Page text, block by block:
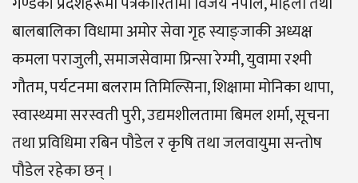
बालबालिका विधामा अमोर सेवा गृह स्याङ्जाकी अध्यक्ष
कमला पराजुली, समाजसेवामा प्रिन्सा रेग्मी, युवामा रश्मी
गौतम, पर्यटनमा बलराम तिमिल्सिना, शिक्षामा मोनिका थापा,
स्वास्थ्यमा सरस्वती पुरी, उद्यमशीलतामा बिमल शर्मा, सूचना
तथा प्रविधिमा रबिन पौडेल र कृषि तथा जलवायुमा सन्तोष
पौडेल रहेका छन् ।